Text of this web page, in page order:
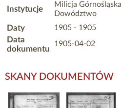
Instytucje
Milicja
Dowództwo
Daty 1905 - 1905
Data
dokumentu
1905-04-02
SKANY DOKUMENTÓW